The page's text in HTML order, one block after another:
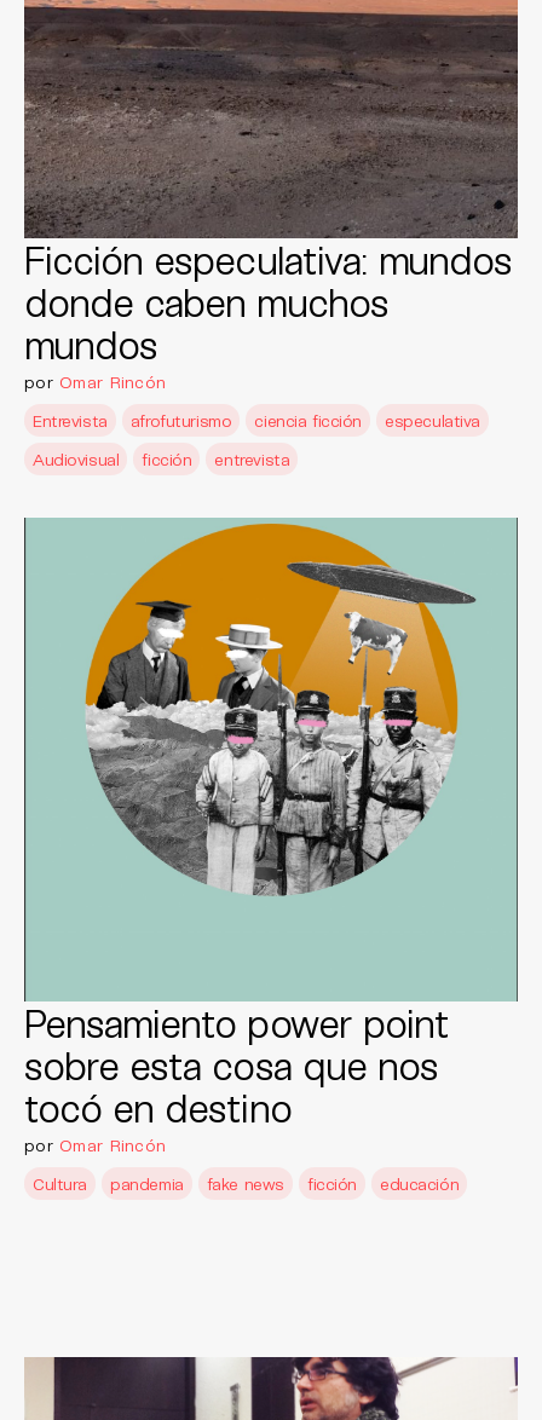
Ficción especulativa: mundos
donde caben muchos
mundos
por Omar Rincón
Entrevista
afrofuturismo ciencia ficción
especulativa
Audiovisual
ficción entrevista
Pensamiento power point
sobre esta cosa que nos
tocó en destino
por Omar Rincón
Cultura
pandemia fake news ficción educación